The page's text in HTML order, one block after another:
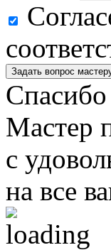
Задать вопрос
Спасибо
Мастер
с
на все